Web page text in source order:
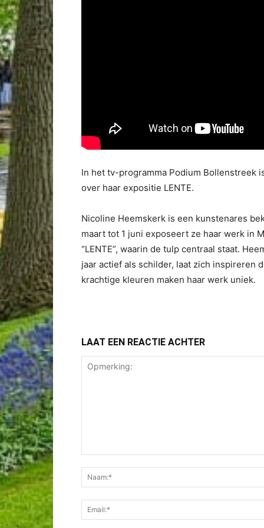
In het tv-programma Podium Bollenstreek
over haar expositie LENTE.
Nicoline Heemskerk is een kunstenares
maart tot 1 juni exposeert ze haar werk in
“LENTE”, waarin de tulp centraal staat.
jaar actief als schilder, laat zich inspireren
krachtige kleuren maken haar werk uniek.
LAAT EEN REACTIE ACHTER